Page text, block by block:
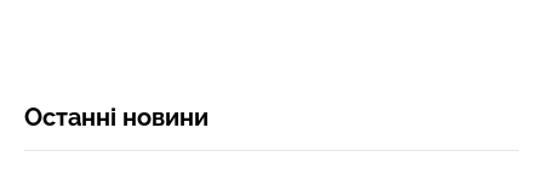
Останні новини